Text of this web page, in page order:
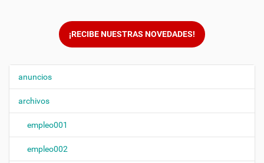
¡RECIBE NUESTRAS NOVEDADES!
N
g
anuncios
archivos
empleo001
empleo002